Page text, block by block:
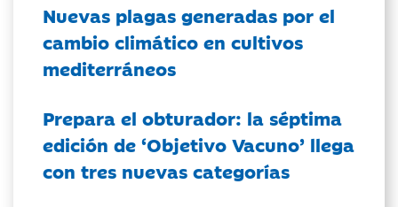
Nuevas plagas generadas por el
cambio climático en cultivos
mediterráneos
Prepara el obturador: la séptima
edición de ‘Objetivo Vacuno’ llega
con tres nuevas categorías